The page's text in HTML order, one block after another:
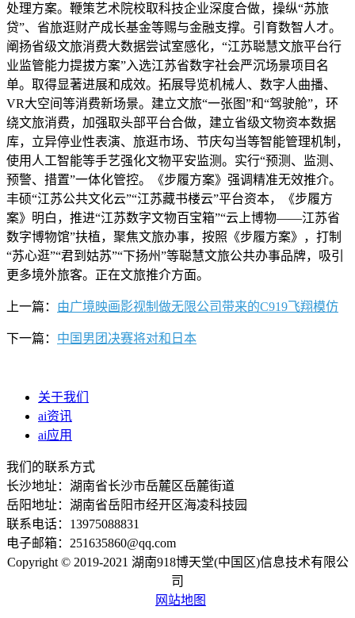
处理方案。鞭策艺术院校取科技企业深度合做，操纵“苏旅
贷”、省旅逛财产成长基金等赐与金融支撑。引育数智人才。
阐扬省级文旅消费大数据尝试室感化，“江苏聪慧文旅平台行
业监管能力提拔方案”入选江苏省数字社会严沉场景项目名
单。取得显著进展和成效。拓展导览机械人、数字人曲播、
VR大空间等消费新场景。建立文旅“一张图”和“驾驶舱”，环
绕文旅消费，加强取头部平台合做，建立省级文物资本数据
库，立异停业性表演、旅逛市场、节庆勾当等智能管理机制，
使用人工智能等手艺强化文物平安监测。实行“预测、监测、
预警、措置”一体化管控。《步履方案》强调精准无效推介。
丰硕“江苏公共文化云”“江苏藏书楼云”平台资本，《步履方
案》明白，推进“江苏数字文物百宝箱”“云上博物——江苏省
数字博物馆”扶植，聚焦文旅办事，按照《步履方案》，打制
“苏心逛”“君到姑苏”“下扬州”等聪慧文旅公共办事品牌，吸引
更多境外旅客。正在文旅推介方面。
上一篇： 由广境映画影视制做无限公司带来的C919飞翔模仿
下一篇： 中国男团决赛将对和日本
关于我们
ai资讯
ai应用
我们的联系方式
长沙地址：湖南省长沙市岳麓区岳麓街道
岳阳地址：湖南省岳阳市经开区海凌科技园
联系电话：13975088831
电子邮箱：251635860@qq.com
Copyright © 2019-2021 湖南918博天堂(中国区)信息技术有限公
司
网站地图